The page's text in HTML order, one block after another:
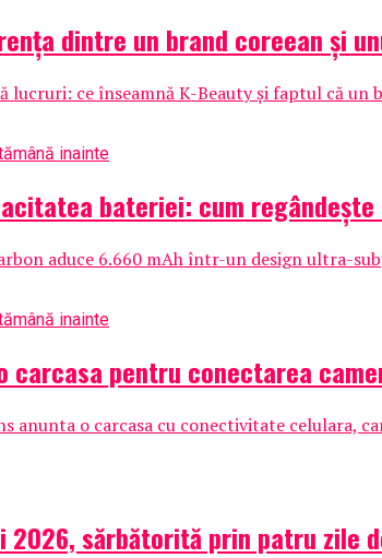
dintre un brand coreean și
lucruri: ce înseamnă K-Beauty și faptul că un
inainte
bateriei: cum
aduce 6.660 mAh într-un design ultra-
inainte
carcasa pentru conectarea
anunta o carcasa cu conectivitate celulara,
2026, sărbătorită prin patru zile